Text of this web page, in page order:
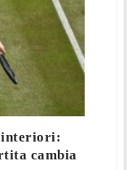
interiori:
cambia